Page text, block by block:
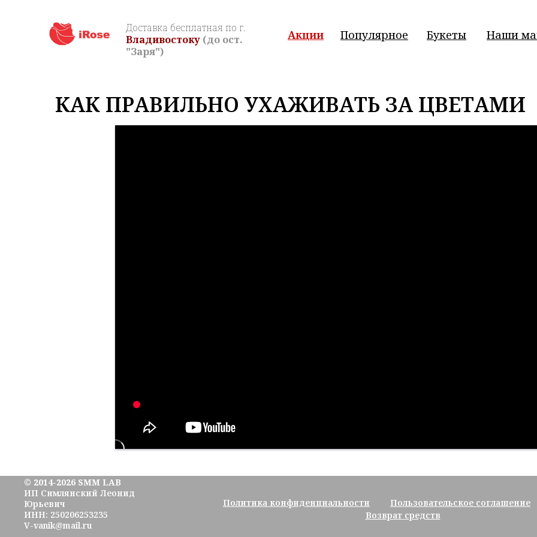
Доставка бесплатная по г.
Владивостоку (до ост.
"Заря")
Акции Популярное Букеты Наши
КАК ПРАВИЛЬНО УХАЖИВАТЬ ЗА ЦВЕТАМИ
© 2014-2026 SMM LAB
ИП Симлянский Леонид
Юрьевич
ИНН: 250206253235
V-vanik@mail.ru
Политика конфиденциальности Пользовательское соглашение
Возврат средств